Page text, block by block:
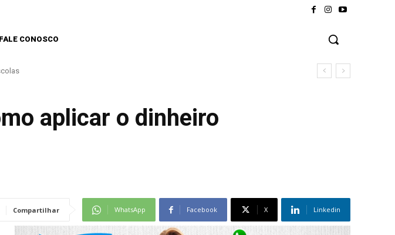
FALE CONOSCO
aplicar o dinheiro
Compartilhar WhatsApp Facebook X Linkedin